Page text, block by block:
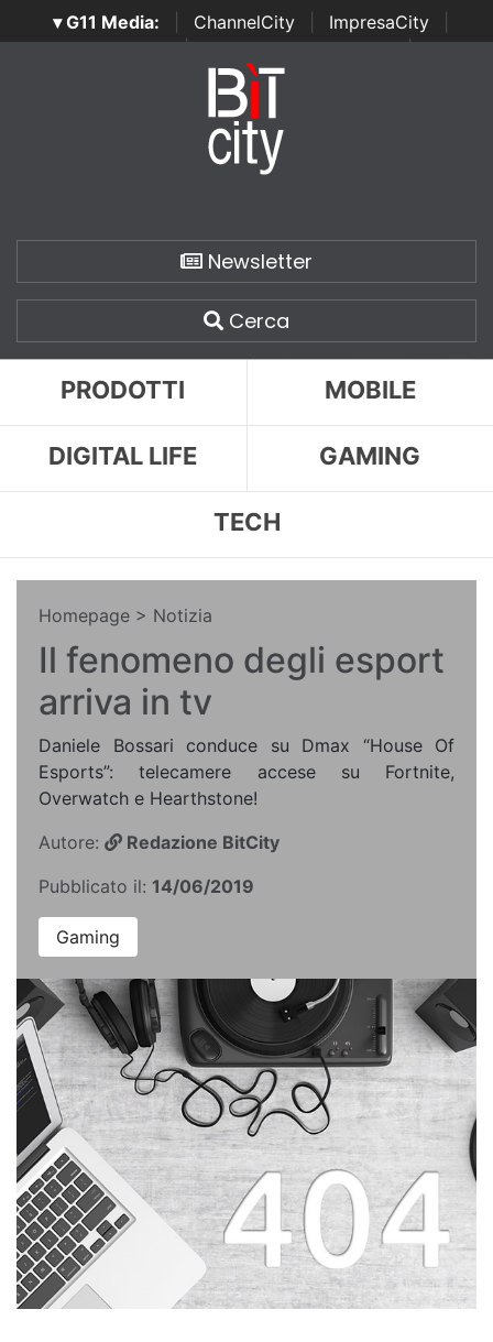
▾ G11 Media: ChannelCity ImpresaCity
SecurityOpenLab | Italian Channel Awards | Italian
Italian Security Awards
Newsletter
Cerca
PRODOTTI MOBILE
DIGITAL LIFE GAMING
TECH
Homepage > Notizia
Il fenomeno degli esport
arriva in tv
Daniele Bossari conduce su Dmax “House Of
Esports”: telecamere accese su Fortnite,
Overwatch e Hearthstone!
Autore:
Redazione BitCity
Pubblicato il: 14/06/2019
Gaming